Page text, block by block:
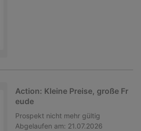
Action: Kleine Preise, große Fr
eude
Prospekt nicht mehr gültig
Abgelaufen am: 21.07.2026